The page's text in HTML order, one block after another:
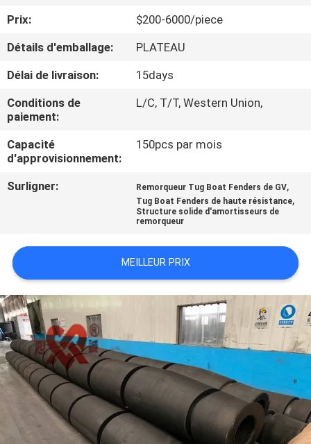
VISITE
D'USINE
CONTRÔLE
DE
QUALITÉ
NOUVELLES
CAS
PLAN
DU
Prix:
$200-6000/piece
Détails d'emballage:
PLATEAU
Délai de livraison:
15days
Conditions de
paiement:
L/C, T/T, Western Union,
Capacité
d'approvisionnement:
150pcs par mois
Surligner: Remorqueur Tug Boat Fenders de GV,
Tug Boat Fenders de haute résistance,
Structure solide d'amortisseurs de
remorqueur
MEILLEUR PRIX